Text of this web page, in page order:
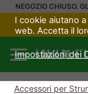
SaltaNEGOZIO CHIUSO.
Accessori per
I cookie aiutano
web. Accetta il
Impostazioni dei